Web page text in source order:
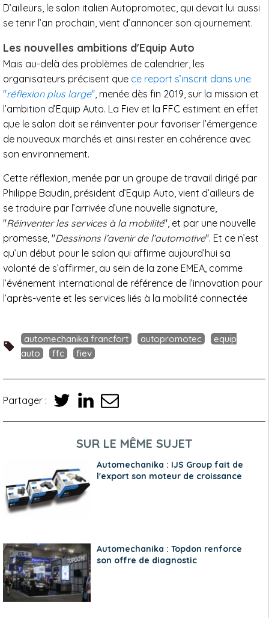
D’ailleurs, le salon italien Autopromotec, qui devait lui aussi
se tenir l’an prochain, vient d’annoncer son ajournement.
Les nouvelles ambitions d'Equip Auto
Mais au-delà des problèmes de calendrier, les
organisateurs précisent que ce report s’inscrit dans une
"réflexion plus large", menée dès fin 2019, sur la mission et
l’ambition d’Equip Auto. La Fiev et la FFC estiment en effet
que le salon doit se réinventer pour favoriser l’émergence
de nouveaux marchés et ainsi rester en cohérence avec
son environnement.
Cette réflexion, menée par un groupe de travail dirigé par
Philippe Baudin, président d’Equip Auto, vient d’ailleurs de
se traduire par l’arrivée d’une nouvelle signature,
"Réinventer les services à la mobilité", et par une nouvelle
promesse, "Dessinons l’avenir de l’automotive". Et ce n’est
qu’un début pour le salon qui affirme aujourd’hui sa
volonté de s’affirmer, au sein de la zone EMEA, comme
l’événement international de référence de l’innovation pour
l’après-vente et les services liés à la mobilité connectée
automechanika francfort autopromotec
equip
auto
ffc fiev
Partager :
SUR LE MÊME SUJET
Automechanika : IJS Group fait de
l'export son moteur de croissance
Automechanika : Topdon renforce
son offre de diagnostic